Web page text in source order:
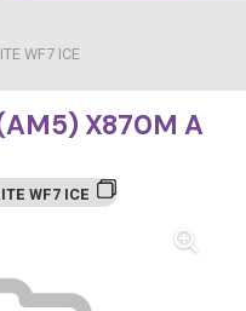
WF7 ICE
X870M A
WF7 ICE